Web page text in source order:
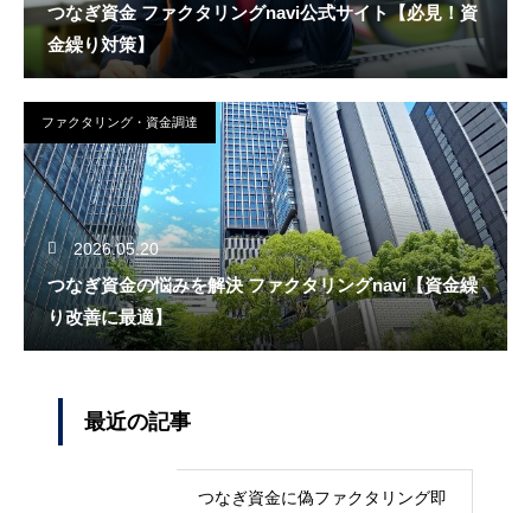
つなぎ資金 ファクタリングnavi公式サイト【必見！資
金繰り対策】
ファクタリング・資金調達
2026.05.20
つなぎ資金の悩みを解決 ファクタリングnavi【資金繰
り改善に最適】
最近の記事
つなぎ資金に偽ファクタリング即